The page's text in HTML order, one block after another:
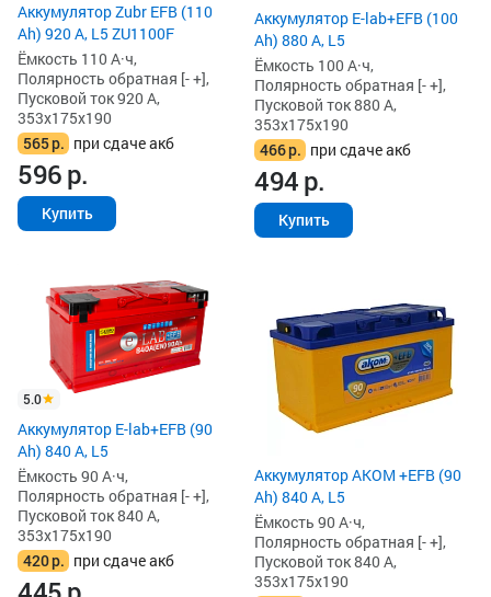
Аккумулятор Zubr EFB (110
Ah) 920 А, L5 ZU1100F
Ёмкость 110 А·ч,
Полярность обратная [- +],
Пусковой ток 920 А,
353x175x190
565р. при сдаче акб
596р.
Купить
Аккумулятор E-lab+EFB (100
Ah) 880 А, L5
Ёмкость 100 А·ч,
Полярность обратная [- +],
Пусковой ток 880 А,
353x175x190
466р. при сдаче акб
494р.
Купить
5.0
Аккумулятор E-lab+EFB (90
Ah) 840 А, L5
Ёмкость 90 А·ч,
Полярность обратная [- +],
Пусковой ток 840 А,
353x175x190
420р. при сдаче акб
Аккумулятор AKOM +EFB (90
Ah) 840 А, L5
Ёмкость 90 А·ч,
Полярность обратная [- +],
Пусковой ток 840 А,
353x175x190